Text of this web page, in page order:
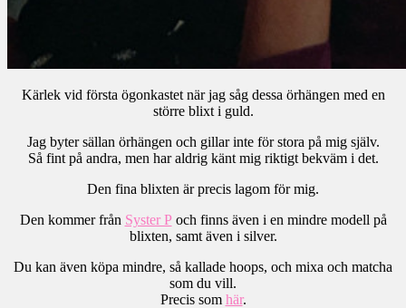
Kärlek vid första ögonkastet när jag såg dessa örhängen med en
större blixt i guld.
Jag byter sällan örhängen och gillar inte för stora på mig själv.
Så fint på andra, men har aldrig känt mig riktigt bekväm i det.
Den fina blixten är precis lagom för mig.
Den kommer från Syster Poch finns även i en mindre modell på
blixten, samt även i silver.
Du kan även köpa mindre, så kallade hoops, och mixa och matcha
som du vill.
Precis som här.